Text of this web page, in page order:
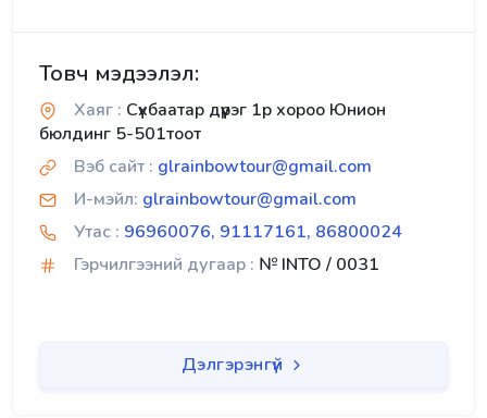
Товч мэдээлэл:
Хаяг : Сүхбаатар дүүрэг 1р хороо Юнион
бюлдинг 5-501тоот
Вэб сайт : glrainbowtour@gmail.com
И-мэйл: glrainbowtour@gmail.com
Утас : 96960076, 91117161, 86800024
Гэрчилгээний дугаар : № INTO / 0031
Дэлгэрэнгүй